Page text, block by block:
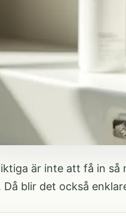
är inte att få in så
Då blir det också